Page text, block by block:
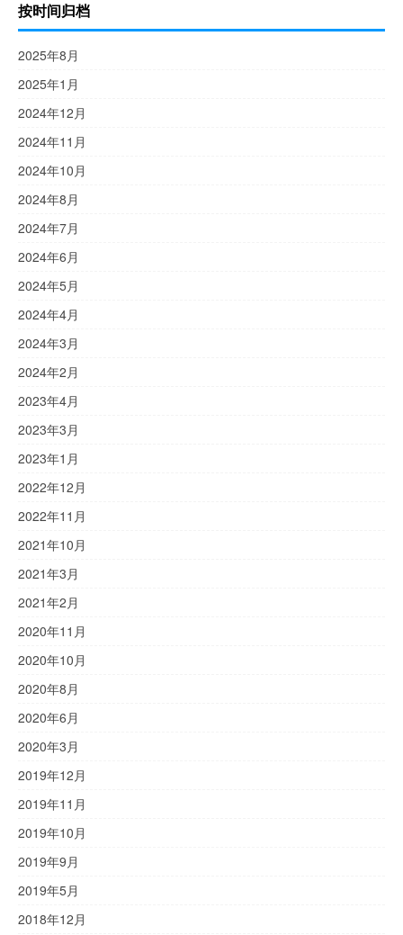
按时间归档
2025年8月
2025年1月
2024年12月
2024年11月
2024年10月
2024年8月
2024年7月
2024年6月
2024年5月
2024年4月
2024年3月
2024年2月
2023年4月
2023年3月
2023年1月
2022年12月
2022年11月
2021年10月
2021年3月
2021年2月
2020年11月
2020年10月
2020年8月
2020年6月
2020年3月
2019年12月
2019年11月
2019年10月
2019年9月
2019年5月
2018年12月